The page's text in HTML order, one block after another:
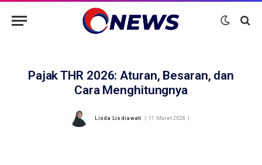
Pajak THR 2026: Aturan, Besaran, dan
Cara Menghitungnya
Lisda Lisdiawati 11 Maret 2026